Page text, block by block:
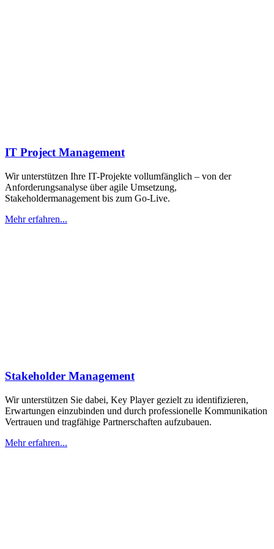
IT Project Management
Wir unterstützen Ihre IT-Projekte vollumfänglich – von der
Anforderungsanalyse über agile Umsetzung,
Stakeholdermanagement bis zum Go-Live.
Mehr erfahren...
Stakeholder Management
Wir unterstützen Sie dabei, Key Player gezielt zu identifizieren,
Erwartungen einzubinden und durch professionelle Kommunikation
Vertrauen und tragfähige Partnerschaften aufzubauen.
Mehr erfahren...